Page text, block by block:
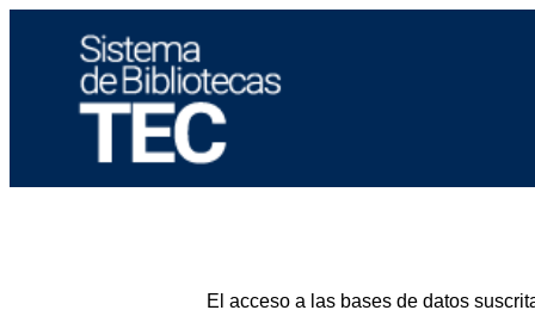
El acceso a las bases de datos